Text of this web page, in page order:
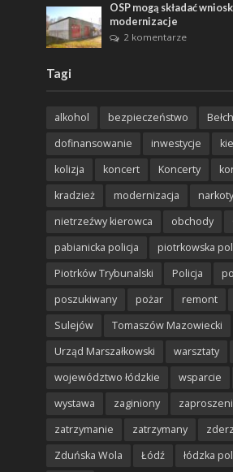
OSP mogą składać
modernizacje
2 komentarze
Tagi
alkohol bezpieczeństwo
dofinansowanie
inwestycje
kolizja
koncert Koncerty
kradzież
modernizacja
nietrzeźwy kierowca
obchody
pabianicka policja
piotrkowska
Piotrków Trybunalski
Policja
poszukiwany
pożar remont
Sulejów
Tomaszów Mazowiecki
Urząd Marszałkowski
warsztaty
województwo łódzkie
wsparcie
wystawa
zaginiony
zatrzymanie
zatrzymany
Zduńska Wola
Łódź łódzka